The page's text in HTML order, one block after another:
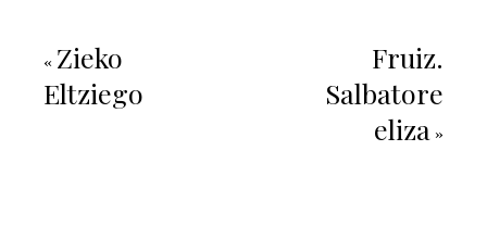
« Zieko
Eltziego
Fruiz.
Salbatore
eliza »